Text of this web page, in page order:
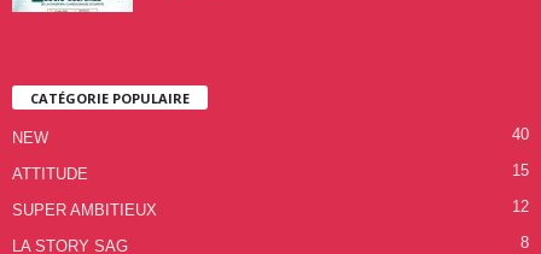
CATÉGORIE POPULAIRE
NEW 40
ATTITUDE 15
SUPER AMBITIEUX 12
LA STORY SAG 8